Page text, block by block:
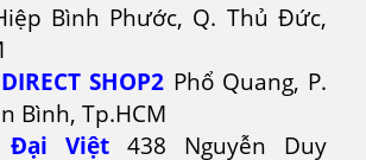
Bình Phước, Q. Thủ Đức,
SHOP2 Phổ Quang, P.
Bình, Tp.HCM
Đại Việt 438 Nguyễn Duy